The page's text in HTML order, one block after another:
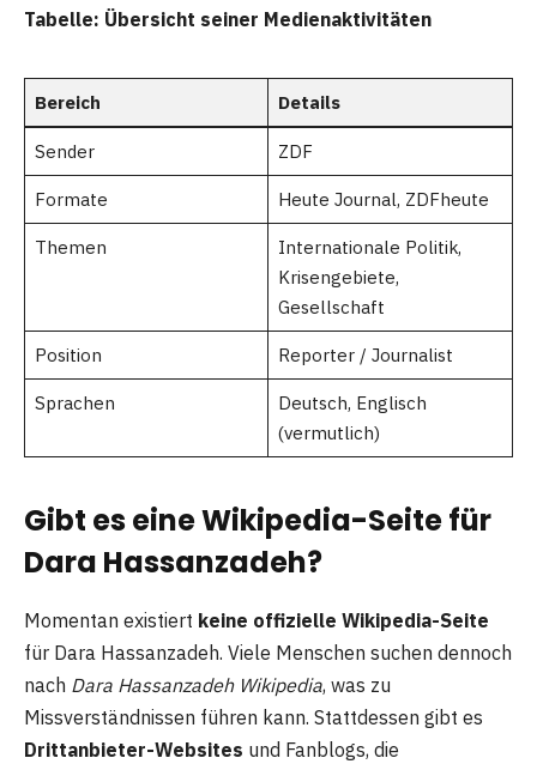
Tabelle: Übersicht seiner Medienaktivitäten
Bereich Details
Sender ZDF
Formate Heute Journal, ZDFheute
Themen
Internationale Politik,
Krisengebiete,
Gesellschaft
Position Reporter / Journalist
Sprachen
Deutsch, Englisch
(vermutlich)
Gibt es eine Wikipedia-Seite für
Dara Hassanzadeh?
Momentan existiert keine offizielle Wikipedia-Seite
für Dara Hassanzadeh. Viele Menschen suchen dennoch
nach Dara Hassanzadeh Wikipedia, was zu
Missverständnissen führen kann. Stattdessen gibt es
Drittanbieter-Websites und Fanblogs, die